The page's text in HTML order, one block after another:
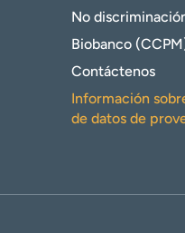
No
Biobanco
Contáctenos
Información
de datos de